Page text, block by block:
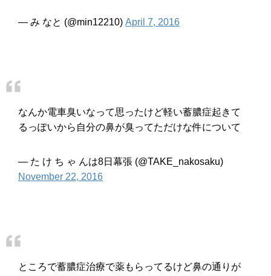
— み なと (@min12210) April 7, 2016
なんか電車臭いなって思ったけど軽い蓄膿症起きて
るっぽいから自分の鼻が臭ってただけな件について
— た け ち ゃ んは8日幕張 (@TAKE_nakosaku)
November 22, 2016
ところで蓄膿症治療で薬もらってるけど鼻の通りが